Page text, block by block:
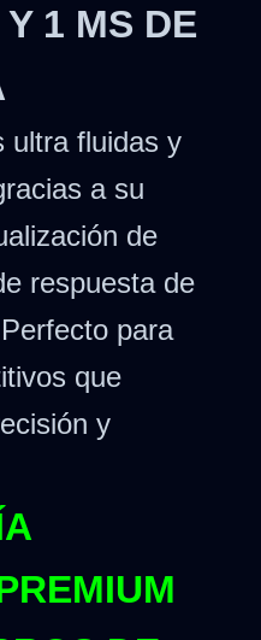
1 MS DE
ultra fluidas y
a su
de
respuesta de
para
que
y